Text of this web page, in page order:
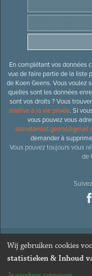
En complétant vos données
vue de faire partie de la liste
de Koen Geens. Vous voulez
quelles sont les données
sont vos droits ? Vous
relative à la vie privée. Si
vous pouvez vous
demander à
Vous pouvez toujours vous
de
Suivez
© 2026Ancien
Wij gebruiken cookies
statistieken & Inhoud